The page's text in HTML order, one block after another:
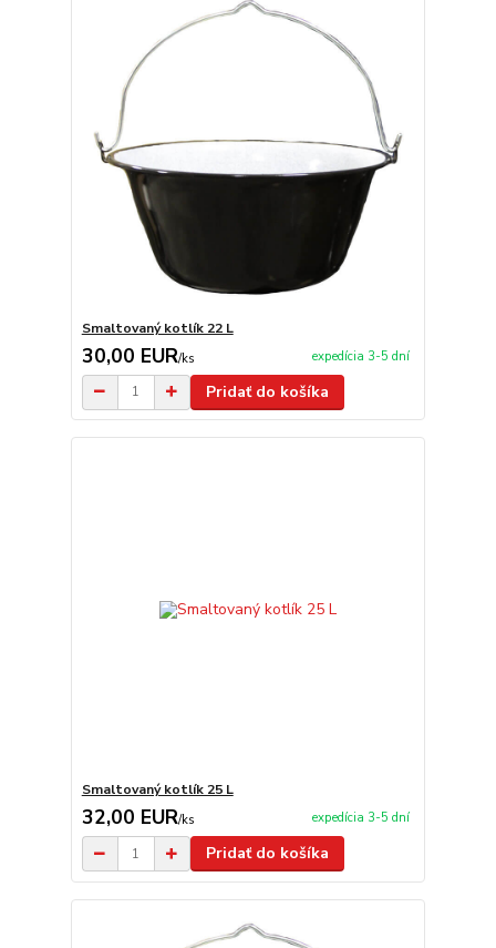
Smaltovaný kotlík 22 L
30,00 EUR/ks expedícia 3-5 dní
Pridať do košíka
Smaltovaný kotlík 25 L
32,00 EUR/ks expedícia 3-5 dní
Pridať do košíka